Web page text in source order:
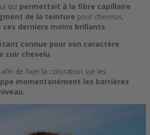
qui permettait à la fibre capillaire
de la teinture pour cheveux,
ces derniers moins brillants.
connue pour son caractère
cuir chevelu.
afin de fixer la coloration sur les
momentanément les barrières